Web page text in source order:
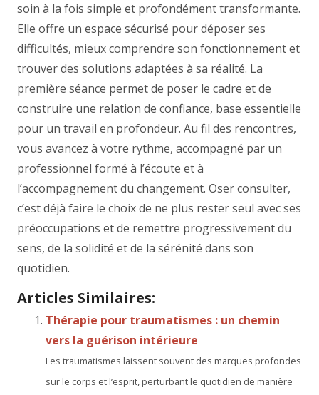
soin à la fois simple et profondément transformante.
Elle offre un espace sécurisé pour déposer ses
difficultés, mieux comprendre son fonctionnement et
trouver des solutions adaptées à sa réalité. La
première séance permet de poser le cadre et de
construire une relation de confiance, base essentielle
pour un travail en profondeur. Au fil des rencontres,
vous avancez à votre rythme, accompagné par un
professionnel formé à l’écoute et à
l’accompagnement du changement. Oser consulter,
c’est déjà faire le choix de ne plus rester seul avec ses
préoccupations et de remettre progressivement du
sens, de la solidité et de la sérénité dans son
quotidien.
Articles Similaires:
Thérapie pour traumatismes : un chemin
vers la guérison intérieure
Les traumatismes laissent souvent des marques profondes
sur le corps et l’esprit, perturbant le quotidien de manière